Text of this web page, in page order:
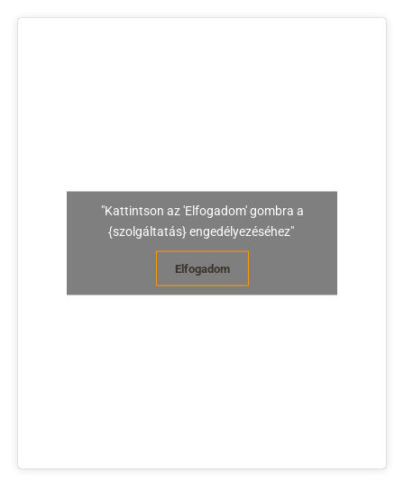
"Kattintson az 'Elfogadom' gombra a
{szolgáltatás} engedélyezéséhez"
Elfogadom